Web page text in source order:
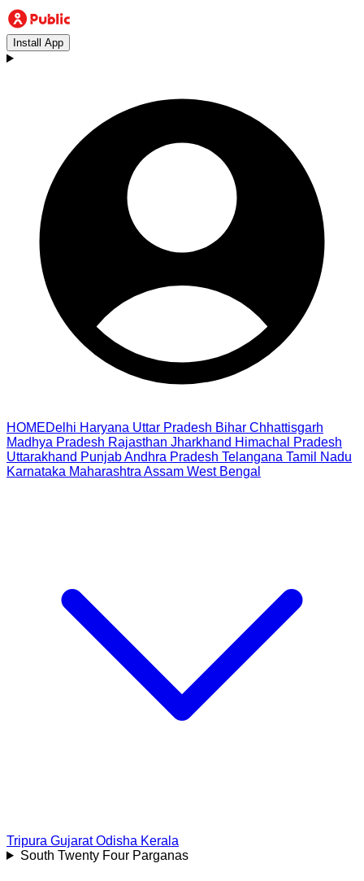
Install App
HOMEDelhi Haryana Uttar Pradesh Bihar Chhattisgarh
Madhya Pradesh Rajasthan Jharkhand Himachal Pradesh
Uttarakhand PunjabAndhra Pradesh Telangana Tamil Nadu
Karnataka Maharashtra Assam West Bengal
Tripura Gujarat Odisha Kerala
South Twenty Four Parganas